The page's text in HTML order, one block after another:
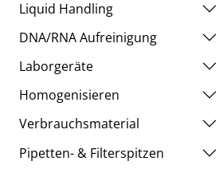
Liquid Handling
DNA/RNA Aufreinigung
Laborgeräte
Homogenisieren
Verbrauchsmaterial
Pipetten- & Filterspitzen